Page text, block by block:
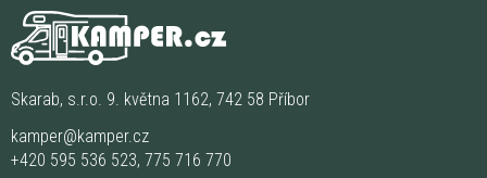
Skarab, s.r.o. 9. května 1162, 742 58 Příbor
kamper@kamper.cz
+420 595 536 523, 775 716 770